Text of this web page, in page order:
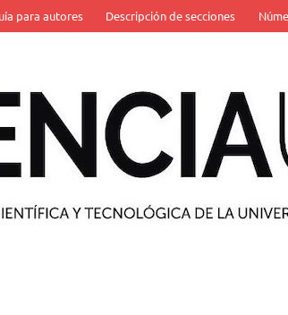
para autores Descripción de secciones